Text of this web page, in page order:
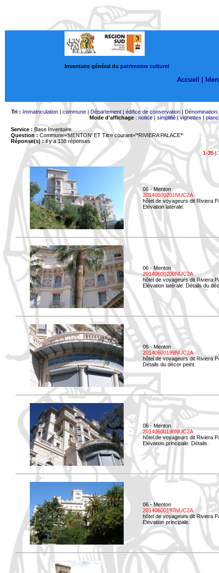
Inventaire général du patrimoine culturel
Accueil |
Tri : Immatriculation| commune| Département| édifice de conservation| Dénomination
Mode d'affichage: notice| simplifié|vignettes |
Service : Base Inventaire
Question : Commune='MENTON' ET Titre courant='*RIVIERA PALACE*'
Réponse(s) :il y a 138 réponses
1-35|
06 - Menton
20140600201NUC2A
hôtel de voyageurs dit Riviera
Elévation latérale.
06 - Menton
20140600200NUC2A
hôtel de voyageurs dit Riviera
Elévation latérale. Détails du
06 - Menton
20140600199NUC2A
hôtel de voyageurs dit Riviera
Détails du décor peint.
06 - Menton
20140600198NUC2A
hôtel de voyageurs dit Riviera
Elévation principale. Détails.
06 - Menton
20140600197NUC2A
hôtel de voyageurs dit Riviera
Elévation principale.